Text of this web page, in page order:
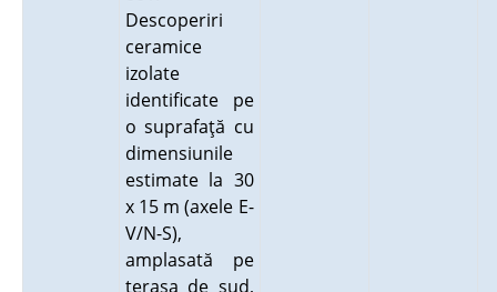
Descoperiri
ceramice
izolate
identificate pe
o suprafaţă cu
dimensiunile
estimate la 30
x 15 m (axele E-
V/N-S),
amplasată pe
terasa de sud,